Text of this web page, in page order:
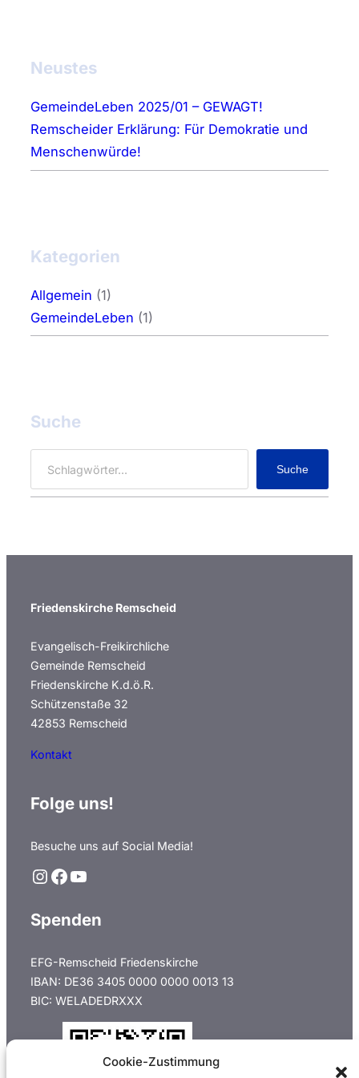
Cookie-Zustimmung
Neustes
GemeindeLeben 2025/01 – GEWAGT!
Remscheider Erklärung: Für Demokratie und
Menschenwürde!
Kategorien
Allgemein (1)
GemeindeLeben (1)
Suche
Suche
Friedenskirche Remscheid
Evangelisch-Freikirchliche
Gemeinde Remscheid
Friedenskirche K.d.ö.R.
Schützenstaße 32
42853 Remscheid
Kontakt
Folge uns!
Besuche uns auf Social Media!
Instagram Facebook YouTube
Spenden
EFG-Remscheid Friedenskirche
IBAN: DE36 3405 0000 0000 0013 13
BIC: WELADEDRXXX